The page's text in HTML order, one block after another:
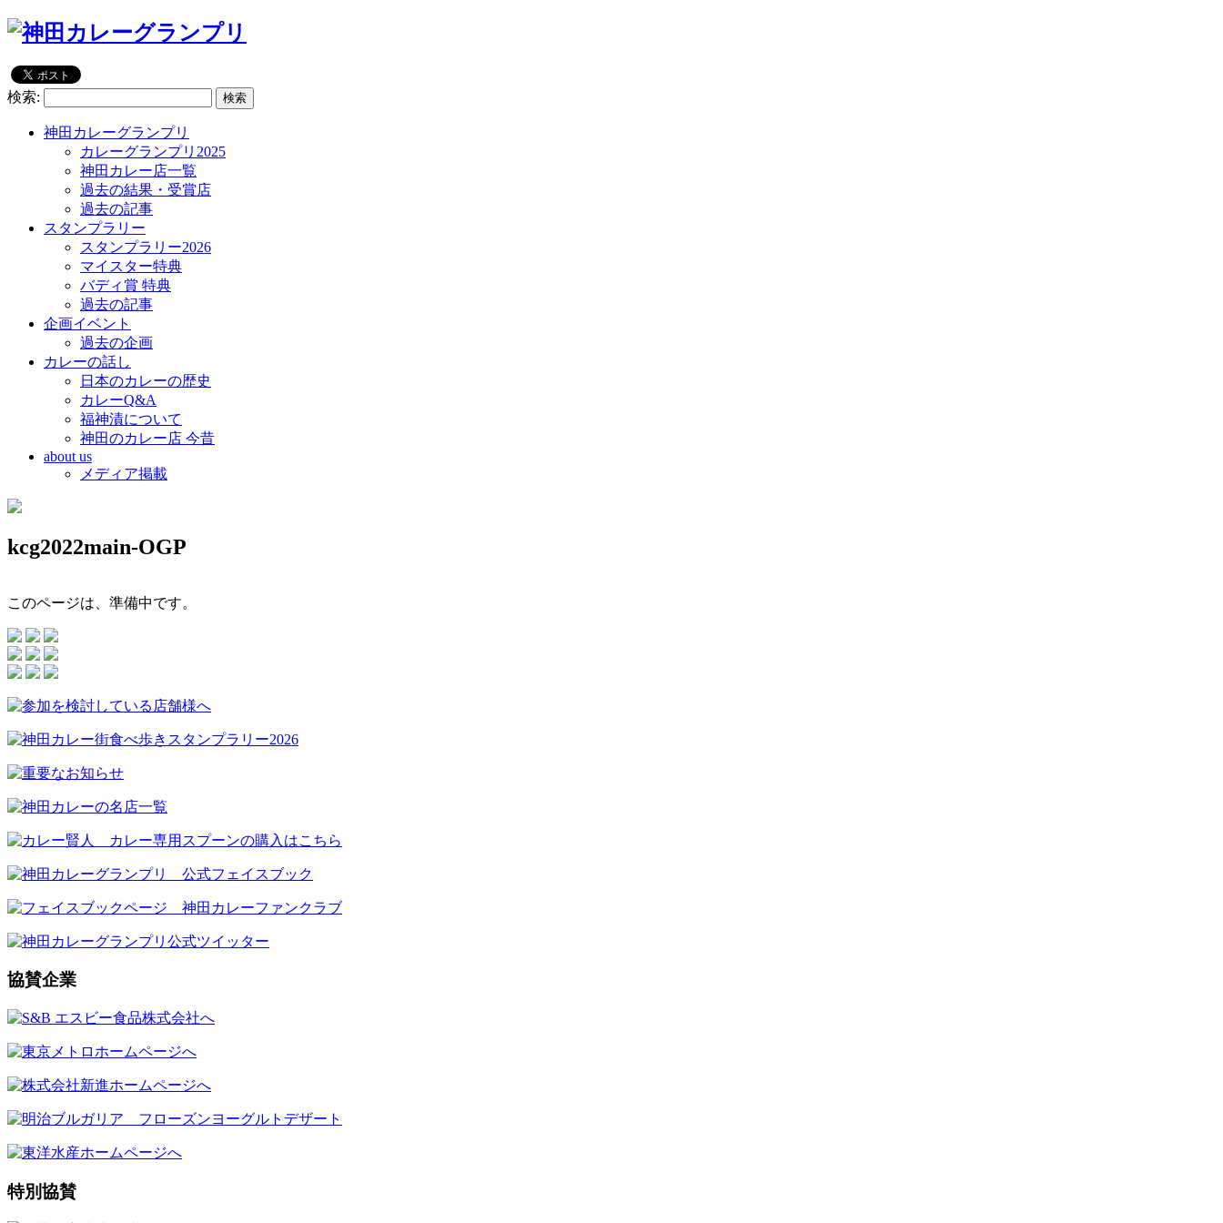
検索:
神田カレーグランプリ
カレーグランプリ2025
神田カレー店一覧
過去の結果・受賞店
過去の記事
スタンプラリー
スタンプラリー2026
マイスター特典
バディ賞 特典
過去の記事
企画イベント
過去の企画
カレーの話し
日本のカレーの歴史
カレーQ&A
福神漬について
神田のカレー店 今昔
about us
メディア掲載
kcg2022main-OGP
このページは、準備中です。
協賛企業
特別協賛